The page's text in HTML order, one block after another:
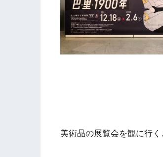
美術品の展覧会を観に行く